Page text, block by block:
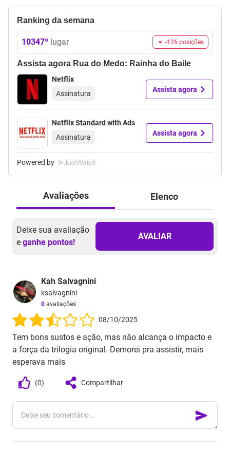
Ranking da semana
10347º lugar -126 posições
Assista agora Rua do Medo: Rainha do Baile
Netflix
Assinatura
Assista agora
Netflix Standard with Ads
Assinatura
Assista agora
Powered by
Avaliações Elenco
Deixe sua avaliação
e ganhe pontos!
AVALIAR
Kah Salvagnini
ksalvagnini
0 avaliações
08/10/2025
Tem bons sustos e ação, mas não alcança o impacto e
a força da trilogia original. Demorei pra assistir, mais
esperava mais
(0) Compartilhar